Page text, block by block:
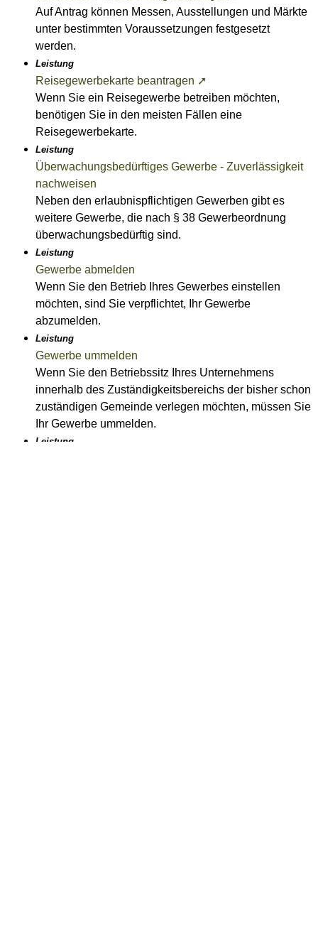
Auf Antrag können Messen, Ausstellungen und Märkte
unter bestimmten Voraussetzungen festgesetzt
werden.
Leistung
Reisegewerbekarte beantragen ➚
Wenn Sie ein Reisegewerbe betreiben möchten,
benötigen Sie in den meisten Fällen eine
Reisegewerbekarte.
Leistung
Überwachungsbedürftiges Gewerbe - Zuverlässigkeit
nachweisen
Neben den erlaubnispflichtigen Gewerben gibt es
weitere Gewerbe, die nach § 38 Gewerbeordnung
überwachungsbedürftig sind.
Leistung
Gewerbe abmelden
Wenn Sie den Betrieb Ihres Gewerbes einstellen
möchten, sind Sie verpflichtet, Ihr Gewerbe
abzumelden.
Leistung
Gewerbe ummelden
Wenn Sie den Betriebssitz Ihres Unternehmens
innerhalb des Zuständigkeitsbereichs der bisher schon
zuständigen Gemeinde verlegen möchten, müssen Sie
Ihr Gewerbe ummelden.
Leistung